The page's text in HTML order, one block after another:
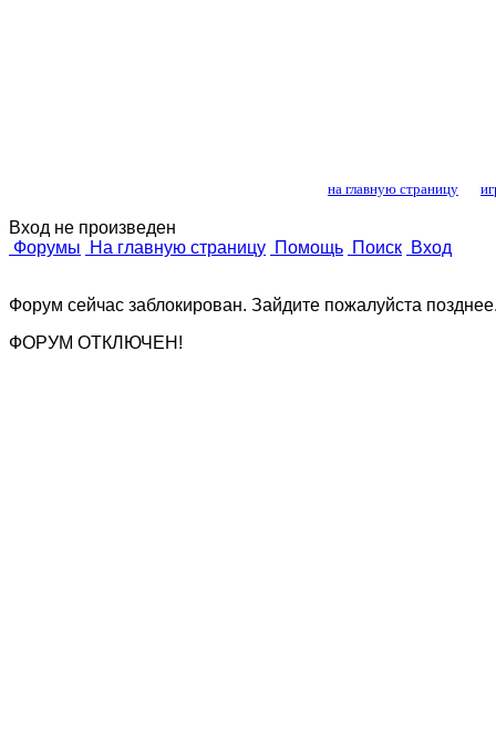
на главную страницу
Вход не произведен
Форумы
На главную страницу Помощь Поиск Вход
Форум сейчас заблокирован. Зайдите пожалуйста
ФОРУМ ОТКЛЮЧЕН!